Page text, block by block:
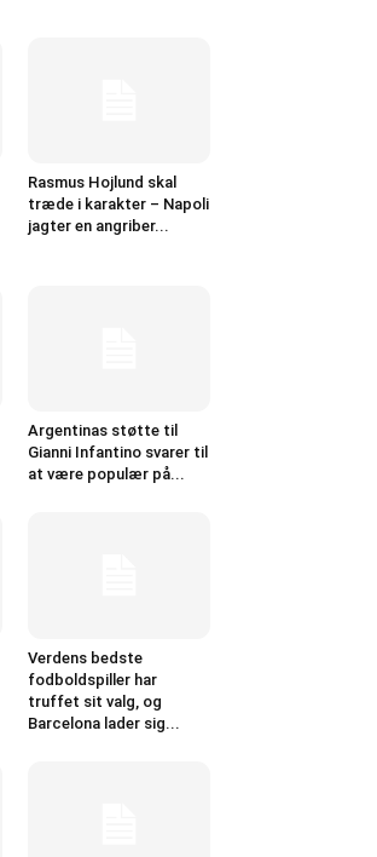
Rasmus Hojlund skal
træde i karakter – Napoli
jagter en angriber...
Argentinas støtte til
Gianni Infantino svarer til
at være populær på...
Verdens bedste
fodboldspiller har
truffet sit valg, og
Barcelona lader sig...